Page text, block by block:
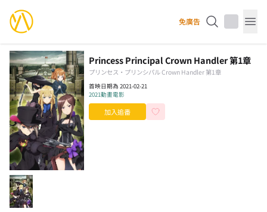
YourAnimes 你的動畫 免廣告
Princess Principal Crown Handler 第1章
プリンセス・プリンシパル Crown Handler 第1章
首映日期為 2021-02-21
2021動畫電影
加入追番